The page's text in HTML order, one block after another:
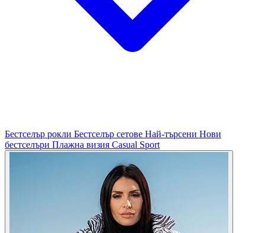
Бестселър рокли Бестселър сетове Най-търсени Нови
бестселъри Плажна визия Casual Sport